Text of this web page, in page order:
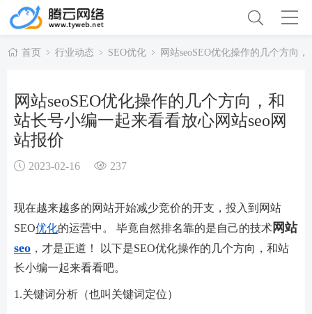
首页 行业动态 SEO优化 网站seoSEO优化操作的几个方向
网站seoSEO优化操作的几个方向，和
站长号小编一起来看看放心网站seo网
站报价
2023-02-16 237
现在越来越多的网站开始减少竞价的开支，投入到网站
SEO优化的运营中。 毕竟自然排名靠的是自己的技术网站
seo ，才是正道！ 以下是SEO优化操作的几个方向，和站
长小编一起来看看吧。
1.关键词分析（也叫关键词定位）